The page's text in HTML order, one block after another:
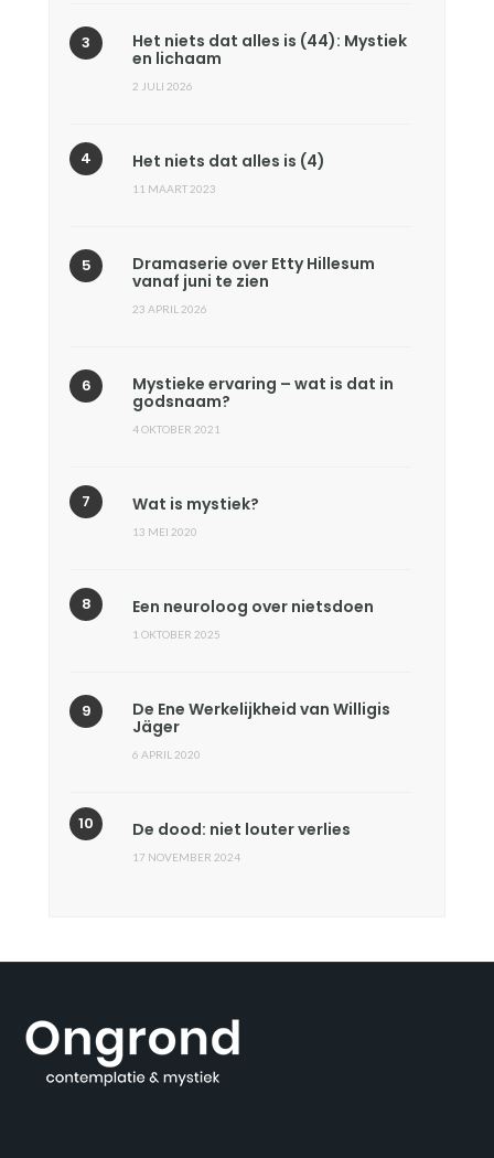
Het niets dat alles is (44): Mystiek
en lichaam
2 JULI 2026
Het niets dat alles is (4)
11 MAART 2023
Dramaserie over Etty Hillesum
vanaf juni te zien
23 APRIL 2026
Mystieke ervaring – wat is dat in
godsnaam?
4 OKTOBER 2021
Wat is mystiek?
13 MEI 2020
Een neuroloog over nietsdoen
1 OKTOBER 2025
De Ene Werkelijkheid van Willigis
Jäger
6 APRIL 2020
De dood: niet louter verlies
17 NOVEMBER 2024